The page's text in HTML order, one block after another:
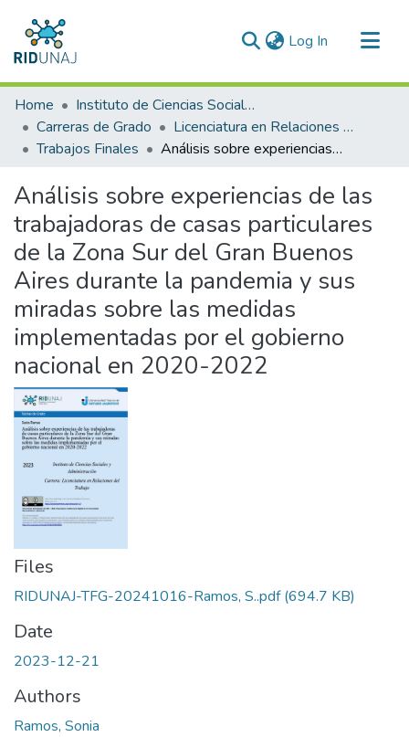
Log In (current)
Communities & Collections
All of RID-UNAJ
Statistics
Home
Instituto de Ciencias Sociales y Administración (ICSA)
Carreras de Grado
Licenciatura en Relaciones del Trabajo
Trabajos Finales
Análisis sobre experiencias de las trabajadoras de casas particulares de la Zona Sur del Gran Buenos Aires durante la pandemia y sus miradas sobre las medidas implementadas por el gobierno nacional en 2020-2022
Análisis sobre experiencias de las
trabajadoras de casas particulares
de la Zona Sur del Gran Buenos
Aires durante la pandemia y sus
miradas sobre las medidas
implementadas por el gobierno
nacional en 2020-2022
Files
RIDUNAJ-TFG-20241016-Ramos, S..pdf(694.7 KB)
Date
2023-12-21
Authors
Ramos, Sonia